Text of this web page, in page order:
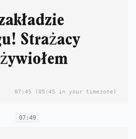
Strażacy
07:45 (05:45 in your timezone)
07:49